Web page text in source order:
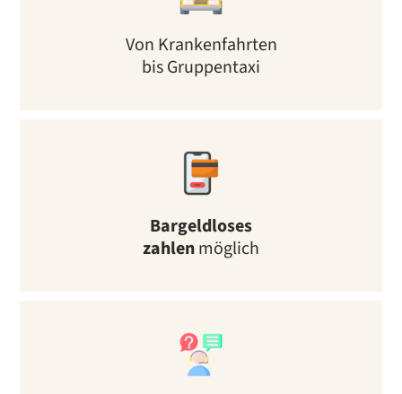
Von Krankenfahrten
bis Gruppentaxi
Bargeldloses
zahlenmöglich